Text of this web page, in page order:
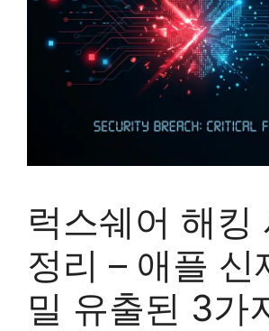
럭스쉐어 해킹
정리 – 애플 신
밀 유출된 3가